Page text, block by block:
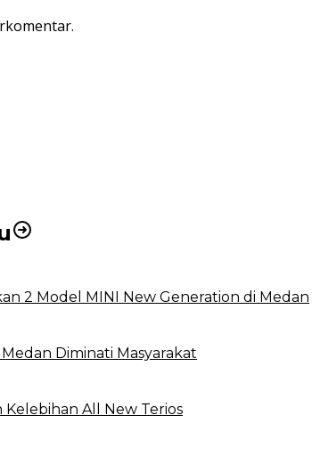
2 Model MINI New Generation di Medan
Diminati Masyarakat
All New Terios